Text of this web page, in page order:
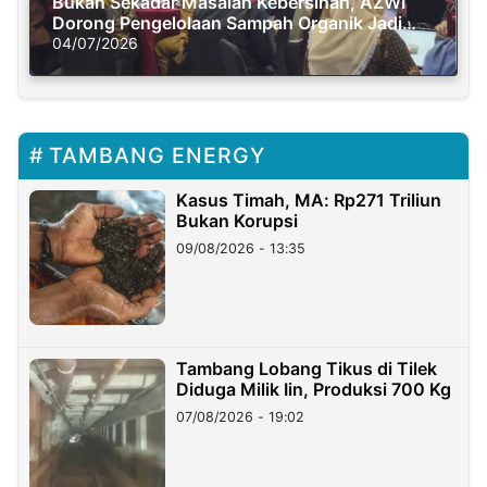
Dorong Pengelolaan Sampah Organik Jadi
Solusi Krisis Iklim
04/07/2026
TAMBANG ENERGY
Kasus Timah, MA: Rp271 Triliun
Bukan Korupsi
09/08/2026 - 13:35
Tambang Lobang Tikus di Tilek
Diduga Milik Iin, Produksi 700 Kg
07/08/2026 - 19:02